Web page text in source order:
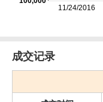
11/24/2016
成交记录